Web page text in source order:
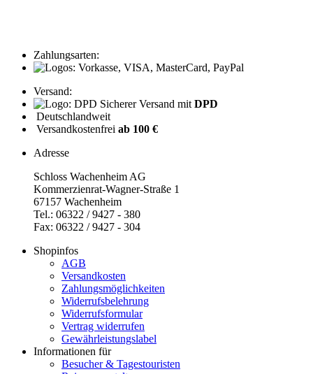
Zahlungsarten:
Versand:
Sicherer Versand mit DPD
Deutschlandweit
Versandkostenfrei ab 100 €
Adresse
Schloss Wachenheim AG
Kommerzienrat-Wagner-Straße 1
67157 Wachenheim
Tel.: 06322 / 9427 - 380
Fax: 06322 / 9427 - 304
Shopinfos
AGB
Versandkosten
Zahlungsmöglichkeiten
Widerrufsbelehrung
Widerrufsformular
Vertrag widerrufen
Gewährleistungslabel
Informationen für
Besucher & Tagestouristen